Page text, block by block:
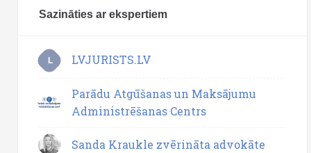
Sazināties ar ekspertiem
L LVJURISTS.LV
Parādu Atgūšanas un Maksājumu
Administrēšanas Centrs
Sanda Kraukle zvērināta advokāte